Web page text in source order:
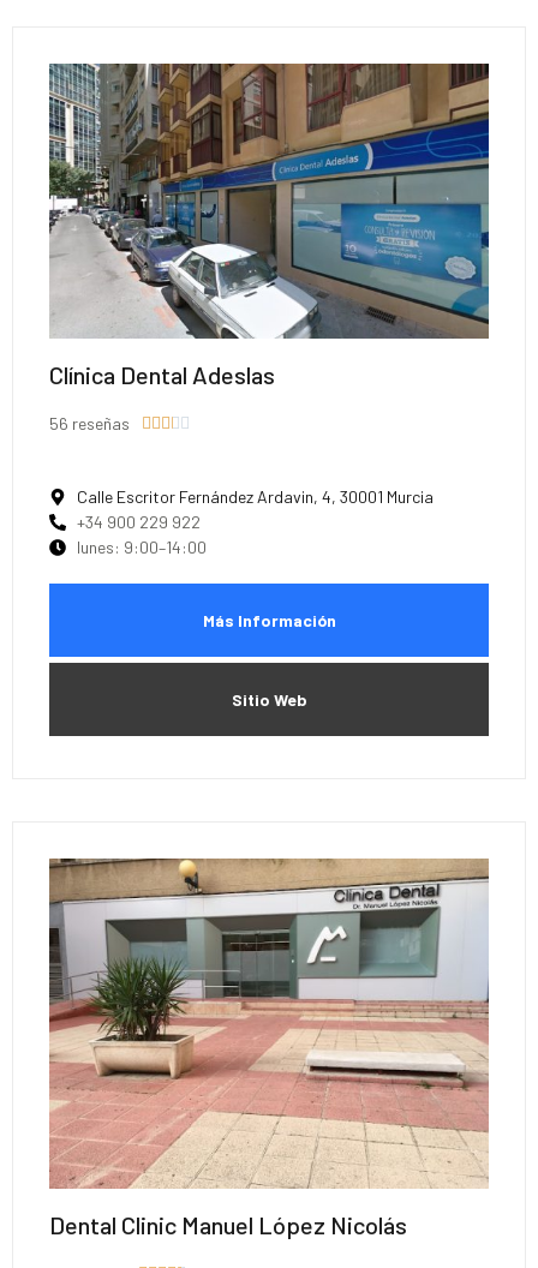
Clínica Dental Adeslas
56 reseñas     
Calle Escritor Fernández Ardavin, 4, 30001 Murcia
+34 900 229 922
lunes: 9:00–14:00
Más Información
Sitio Web
Dental Clinic Manuel López Nicolás